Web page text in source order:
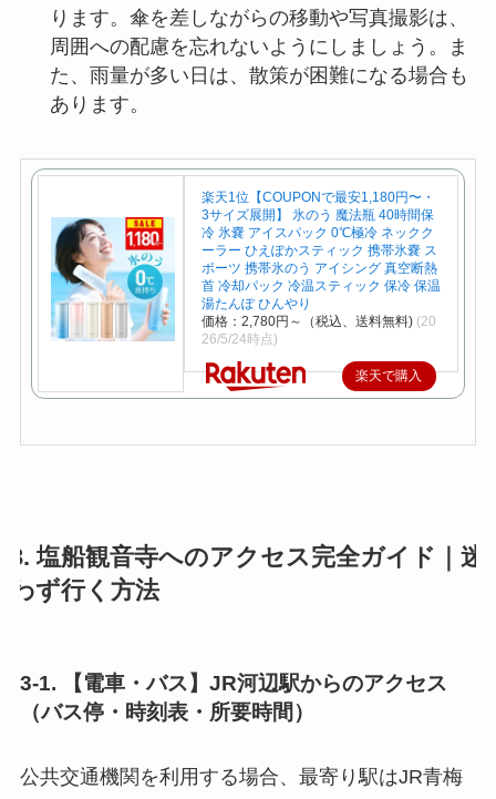
ります。傘を差しながらの移動や写真撮影は、
周囲への配慮を忘れないようにしましょう。ま
た、雨量が多い日は、散策が困難になる場合も
あります。
楽天1位【COUPONで最安1,180円〜・
3サイズ展開】 氷のう 魔法瓶 40時間保
冷 氷嚢 アイスパック 0℃極冷 ネックク
ーラー ひえぽかスティック 携帯氷嚢 ス
ポーツ 携帯氷のう アイシング 真空断熱
首 冷却パック 冷温スティック 保冷 保温
湯たんぽ ひんやり
価格：2,780円～（税込、送料無料) (20
26/5/24時点)
楽天で購入
3. 塩船観音寺へのアクセス完全ガイド｜迷
わず行く方法
3-1. 【電車・バス】JR河辺駅からのアクセス
（バス停・時刻表・所要時間）
公共交通機関を利用する場合、最寄り駅はJR青梅